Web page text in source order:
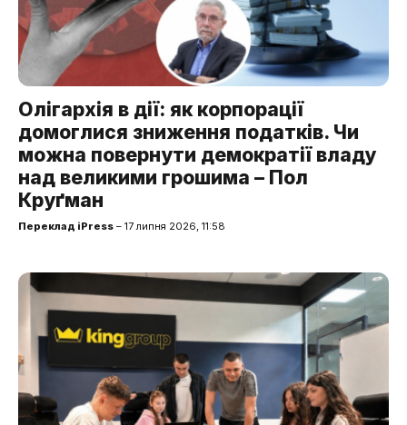
Олігархія в дії: як корпорації
домоглися зниження податків. Чи
можна повернути демократії владу
над великими грошима – Пол
Круґман
Переклад iPress – 17 липня 2026, 11:58